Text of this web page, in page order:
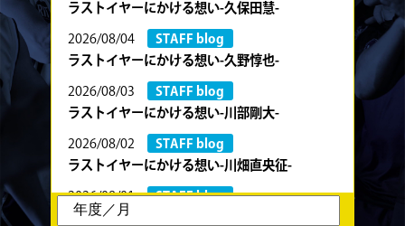
ラストイヤーにかける想い-久保田慧-
2026/08/04
STAFF blog
ラストイヤーにかける想い-久野惇也-
2026/08/03
STAFF blog
ラストイヤーにかける想い-川部剛大-
2026/08/02
STAFF blog
ラストイヤーにかける想い-川畑直央征-
2026/08/01
STAFF blog
ラストイヤーにかける想い-香山創祐-